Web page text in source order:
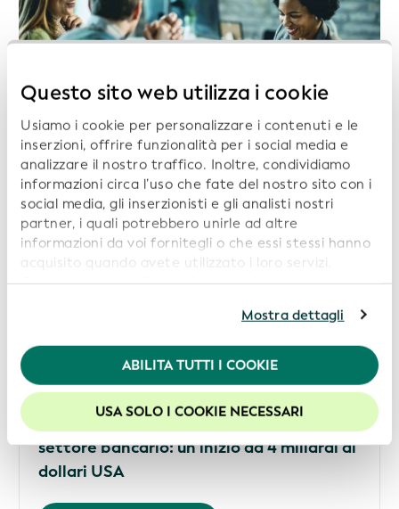
Questo sito web utilizza i cookie
Usiamo i cookie per personalizzare i contenuti e le
inserzioni, offrire funzionalità per i social media e
analizzare il nostro traffico. Inoltre, condividiamo
informazioni circa l’uso che fate del nostro sito con i
social media, gli inserzionisti e gli analisti nostri
partner, i quali potrebbero unirle ad altre
informazioni da voi fornitegli o che essi stessi hanno
acquisito quando avete utilizzato i loro servizi.
Continuando a utilizzare il nostro sito web,
informazioni, siete pregati di consultare la nostra
Politica in materia di privacy.
Per usufruire della migliore esperienza sul nostro sito
web, consigliamo di lasciare i cookie abilitati.
Mostra dettagli
ABILITA TUTTI I COOKIE
USA SOLO I COOKIE NECESSARI
Fonti per ulteriori informazioni su come
creare valore aziendale con il LEI
McKinsey & Company and GLEIF
Il potere dei LEI di trasformare la
gestione del ciclo di vita dei clienti nel
settore bancario: un inizio da 4 miliardi di
dollari USA